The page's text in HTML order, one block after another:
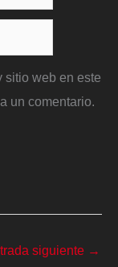
sitio web en este
un comentario.
siguiente →